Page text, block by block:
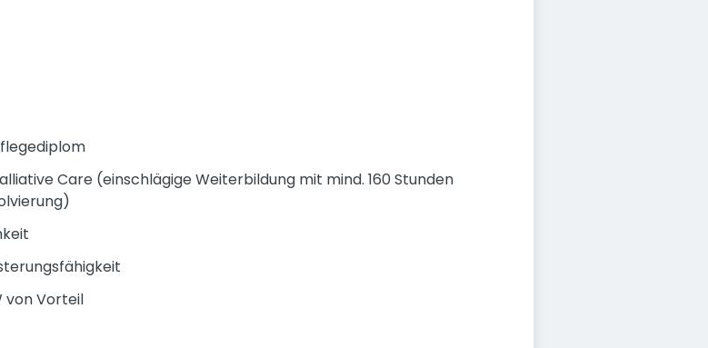
Care (einschlägige Weiterbildung mit mind. 160 Stunden
von Vorteil